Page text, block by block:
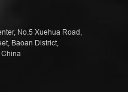
No.5 Xuehua Road,
Baoan District,